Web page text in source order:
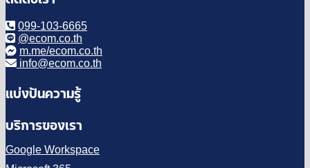
099-103-6665
@ecom.co.th
m.me/ecom.co.th
info@ecom.co.th
แบ่งปันความรู้
บริการของเรา
Google Workspace